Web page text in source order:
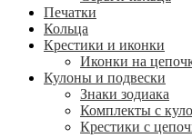
Печатки
Кольца
Крестики и иконки
Иконки на
Кулоны и подвески
Знаки зодиака
Комплекты с
Крестики с